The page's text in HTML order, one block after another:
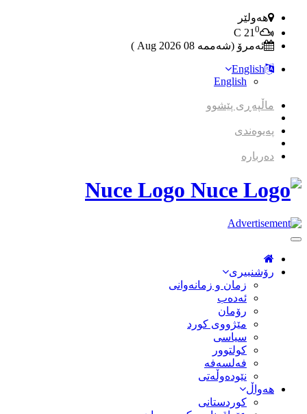
هەولێر
21 0
ئەمرۆ (شەممە 08 2026 Aug )
English
English
ماڵپەڕی پێشوو
پەیوەندی
دەربارە
Nuce Logo
Toggle
Navigation
رۆشنبیری
زمان و زمانه‌وانی
ئەدەب
رۆمان
مێژووى کورد
سیاسى
کولتوور
فەلسەفە
نێودەوڵەتی
هەواڵ
کوردستانی